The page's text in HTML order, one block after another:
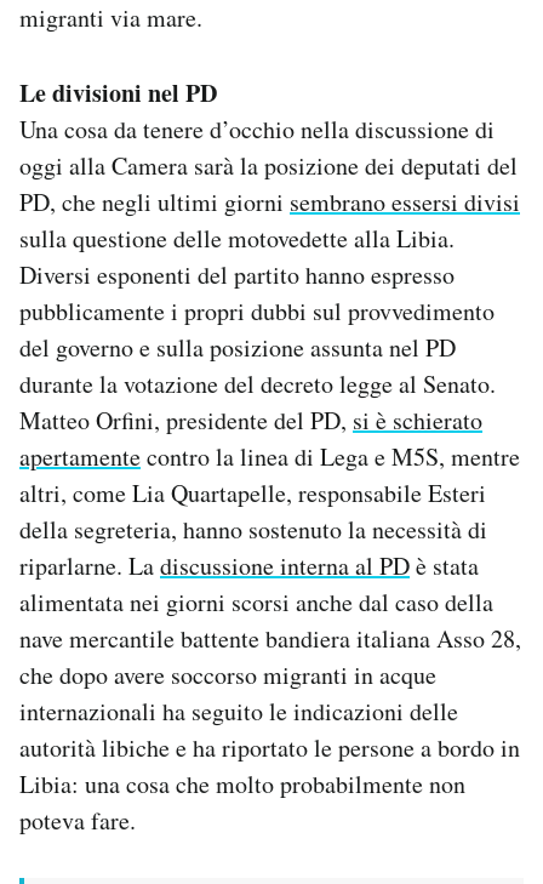
migranti via mare.
Le divisioni nel PD
Una cosa da tenere d’occhio nella discussione di
oggi alla Camera sarà la posizione dei deputati del
PD, che negli ultimi giorni sembrano essersi divisi
sulla questione delle motovedette alla Libia.
Diversi esponenti del partito hanno espresso
pubblicamente i propri dubbi sul provvedimento
del governo e sulla posizione assunta nel PD
durante la votazione del decreto legge al Senato.
Matteo Orfini, presidente del PD, si è schierato
apertamentecontro la linea di Lega e M5S, mentre
altri, come Lia Quartapelle, responsabile Esteri
della segreteria, hanno sostenuto la necessità di
riparlarne. Ladiscussione interna al PDè stata
alimentata nei giorni scorsi anche dal caso della
nave mercantile battente bandiera italiana Asso 28,
che dopo avere soccorso migranti in acque
internazionali ha seguito le indicazioni delle
autorità libiche e ha riportato le persone a bordo in
Libia: una cosa che molto probabilmente non
poteva fare.